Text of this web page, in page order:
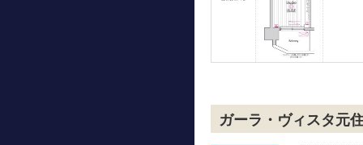
ガーラ・ヴィスタ元